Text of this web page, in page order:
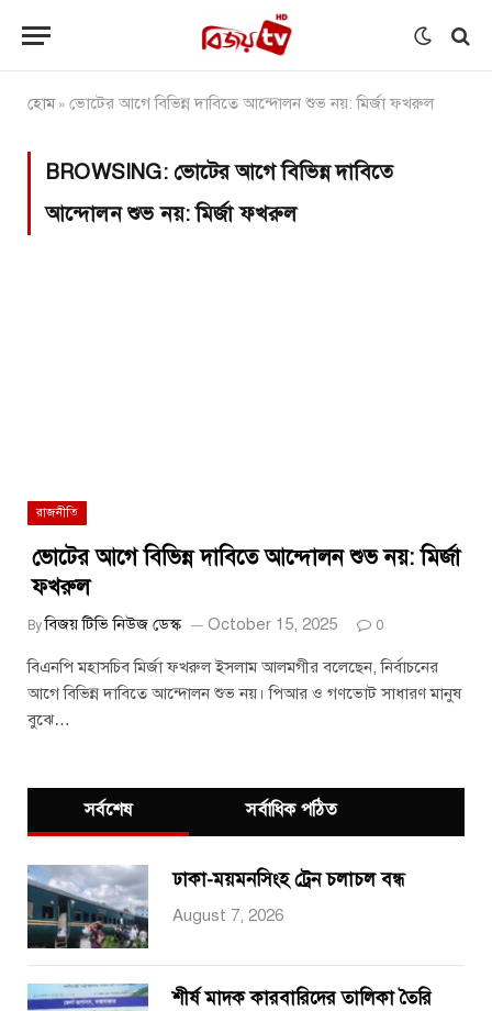
হোম» ভোটের আগে বিভিন্ন দাবিতে আন্দোলন শুভ নয়: মির্জা ফখরুল
BROWSING: ভোটের আগে বিভিন্ন দাবিতে
আন্দোলন শুভ নয়: মির্জা ফখরুল
রাজনীতি
ভোটের আগে বিভিন্ন দাবিতে আন্দোলন শুভ নয়: মির্জা
ফখরুল
By বিজয় টিভি নিউজ ডেস্ক October 15, 2025 0
বিএনপি মহাসচিব মির্জা ফখরুল ইসলাম আলমগীর বলেছেন, নির্বাচনের
আগে বিভিন্ন দাবিতে আন্দোলন শুভ নয়। পিআর ও গণভোট সাধারণ মানুষ
বুঝে…
সর্বশেষ সর্বাধিক পঠিত
ঢাকা-ময়মনসিংহ ট্রেন চলাচল বন্ধ
August 7, 2026
শীর্ষ মাদক কারবারিদের তালিকা তৈরি